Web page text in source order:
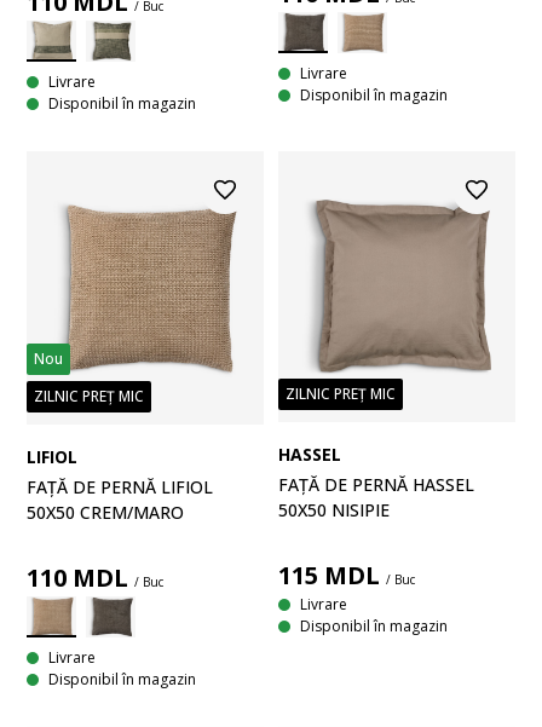
/ Buc
Livrare
Disponibil în magazin
Livrare
Disponibil în magazin
Nou
ZILNIC PREȚ MIC
LIFIOL
FAȚĂ DE PERNĂ LIFIOL
50X50 CREM/MARO
110 MDL / Buc
Livrare
Disponibil în magazin
ZILNIC PREȚ MIC
HASSEL
FAȚĂ DE PERNĂ HASSEL
50X50 NISIPIE
115 MDL / Buc
Livrare
Disponibil în magazin